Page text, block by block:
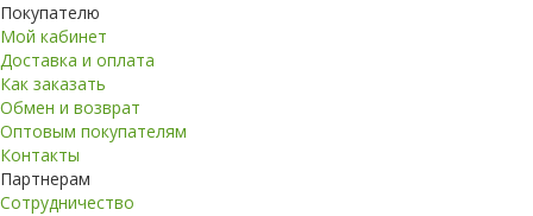
Покупателю
Мой кабинет
Доставка и оплата
Как заказать
Обмен и возврат
Оптовым покупателям
Контакты
Партнерам
Сотрудничество